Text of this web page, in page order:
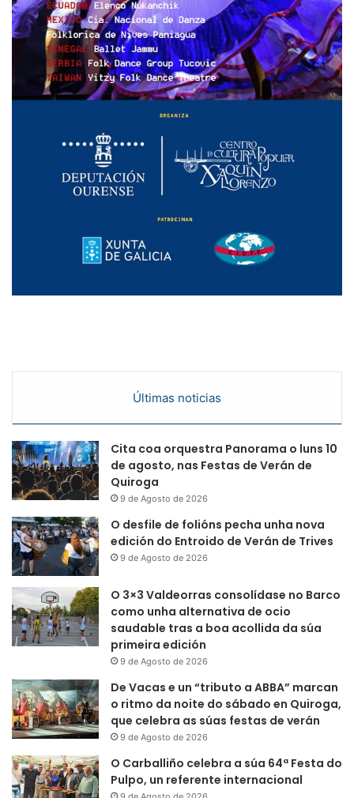
Últimas noticias
Cita coa orquestra Panorama o luns 10
de agosto, nas Festas de Verán de
Quiroga
9 de Agosto de 2026
O desfile de folións pecha unha nova
edición do Entroido de Verán de Trives
9 de Agosto de 2026
O 3×3 Valdeorras consolídase no Barco
como unha alternativa de ocio
saudable tras a boa acollida da súa
primeira edición
9 de Agosto de 2026
De Vacas e un “tributo a ABBA” marcan
o ritmo da noite do sábado en Quiroga,
que celebra as súas festas de verán
9 de Agosto de 2026
O Carballiño celebra a súa 64ª Festa do
Pulpo, un referente internacional